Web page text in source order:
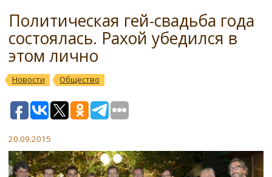
Политическая гей-свадьба года
состоялась. Рахой убедился в
этом лично
Новости Общество
20.09.2015